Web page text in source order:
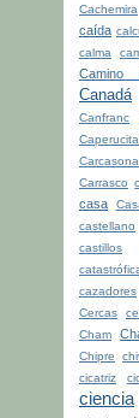
Cachemira
caída
calma
Camino
Canadá
Canfranc
Caperucita
Carcasona
Carrasco
casa
castellano
castillos
cazadores
Cercas
Cham
Chipre
cicatriz
ciencia